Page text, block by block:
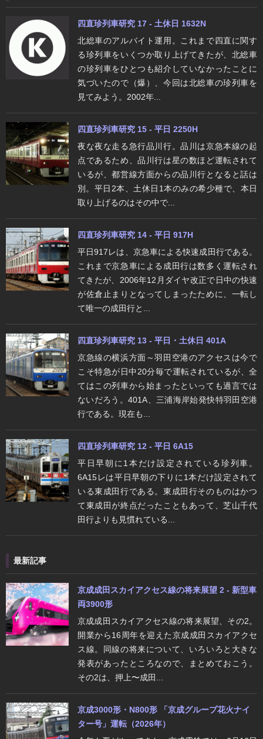
四直珍列車研究 17 - 土休日 1632N
北総車のアルバイト運用。これまで四直に関す
る珍列車をいくつか取り上げてきたが、北総車
の珍列車をひとつも紹介していなかったことに
気づいたので（爆）、今回は北総車の珍列車を
見てみよう。2002年...
四直珍列車研究 15 - 平日 2250H
夜な夜な走る急行品川行。品川は京急本線の起
点であるため、品川行は星の数ほど運転されて
いるが、都営線方面からの品川行となると話は
別。平日2本、土休日1本のみの希少種で、本日
取り上げるのはその中で...
四直珍列車研究 14 - 平日 917H
平日917レは、京急車による快速成田行である。
これまで京急車による成田行は数多く運転され
てきたが、2006年12月ダイヤ改正で日中の快速
が佐倉止まりとなってしまったために、一転し
て唯一の成田行と...
四直珍列車研究 13 - 平日・土休日 401A
京急線の横浜方面～羽田空港のアクセスは今で
こそ特急が日中20分毎で運転されているが、全
てはこの列車から始まったといっても過言では
ないだろう。401A、三浦海岸始発快特羽田空港
行である。現在も...
四直珍列車研究 12 - 平日 6A15
平日早朝に1本だけ設定されている珍列車。
6A15レは平日早朝の下りに1本だけ設定されて
いる東成田行である。東成田行そのものはかつ
て東成田が終点だったこともあって、芝山千代
田行よりも見慣れている...
最新記事
京成成田スカイアクセス線の将来展望 2 - 新型車
両3900形
京成成田スカイアクセス線の将来展望、その2。
開業から16周年を迎えた京成成田スカイアクセ
ス線。同線の将来について、いろいろと大きな
発表があったところなので、まとめておこう。
その2は、押上〜成田...
京成3000形・N800形 「京成グループ花火ナイ
ター号」運転（2026年）